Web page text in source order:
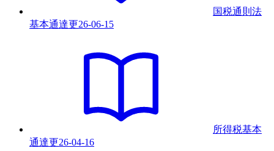
国税通則法
基本通達更26-06-15
所得税基本
通達更26-04-16